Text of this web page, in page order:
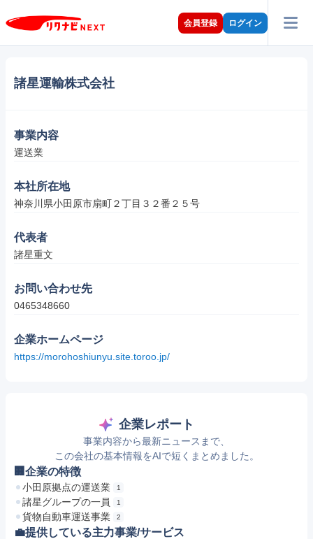
会員登録 ログイン
諸星運輸株式会社
事業内容
運送業
本社所在地
神奈川県小田原市扇町２丁目３２番２５号
代表者
諸星重文
お問い合わせ先
0465348660
企業ホームページ
https://morohoshiunyu.site.toroo.jp/
企業レポート
事業内容から最新ニュースまで、
この会社の基本情報をAIで短くまとめました。
🏢企業の特徴
小田原拠点の運送業 1
諸星グループの一員 1
貨物自動車運送事業 2
💼提供している主力事業/サービス